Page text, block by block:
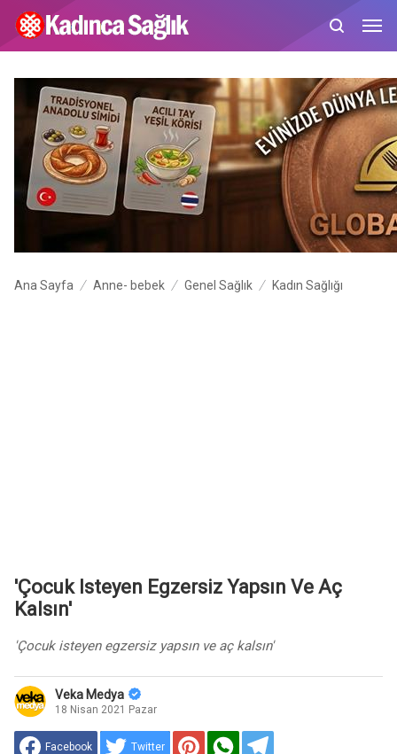
Ana Sayfa Anne- bebek Genel Sağlık Kadın Sağlığı
'Çocuk Isteyen Egzersiz Yapsın Ve Aç
Kalsın'
'Çocuk isteyen egzersiz yapsın ve aç kalsın'
Veka Medya
18 Nisan 2021 Pazar
Facebook Twitter